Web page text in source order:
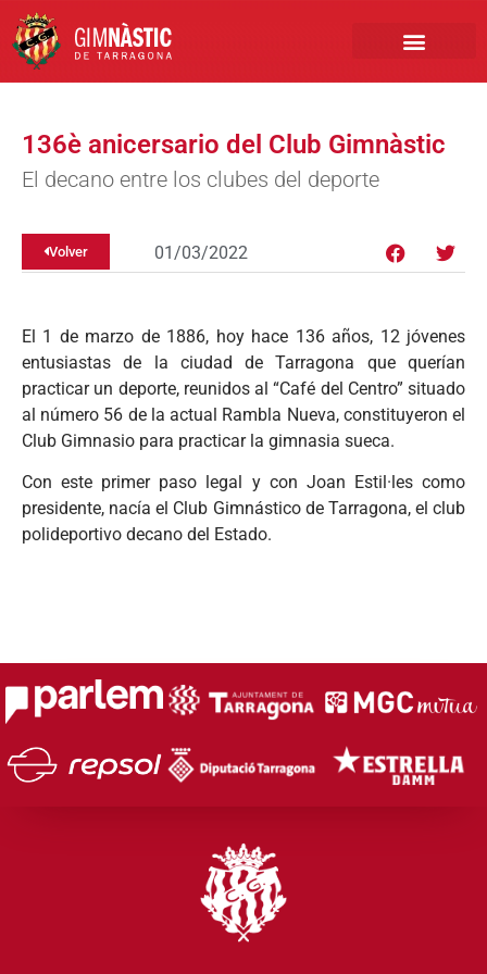
136è anicersario del Club Gimnàstic
El decano entre los clubes del deporte
Volver 01/03/2022
El 1 de marzo de 1886, hoy hace 136 años, 12 jóvenes
entusiastas de la ciudad de Tarragona que querían
practicar un deporte, reunidos al “Café del Centro” situado
al número 56 de la actual Rambla Nueva, constituyeron el
Club Gimnasio para practicar la gimnasia sueca.
Con este primer paso legal y con Joan Estil·les como
presidente, nacía el Club Gimnástico de Tarragona, el club
polideportivo decano del Estado.